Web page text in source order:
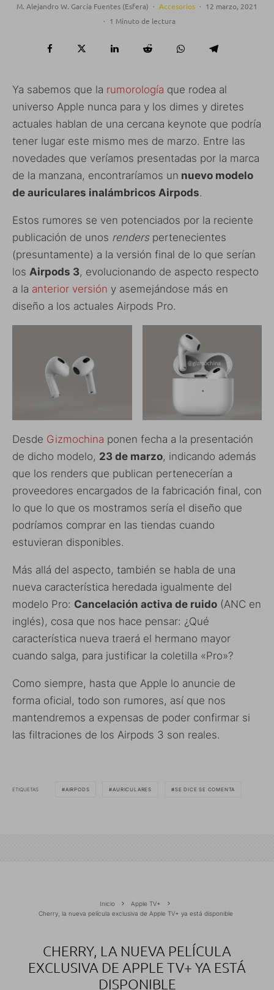
M. Alejandro W. García Fuentes (Esfera) · Accesorios · 12 marzo, 2021
· 1 Minuto de lectura
Ya sabemos que la rumorología que rodea al
universo Apple nunca para y los dimes y diretes
actuales hablan de una cercana keynote que podría
tener lugar este mismo mes de marzo. Entre las
novedades que veríamos presentadas por la marca
de la manzana, encontraríamos un nuevo modelo
de auriculares inalámbricos Airpods.
Estos rumores se ven potenciados por la reciente
publicación de unos renderspertenecientes
(presuntamente) a la versión final de lo que serían
los Airpods 3, evolucionando de aspecto respecto
a la anterior versión y asemejándose más en
diseño a los actuales Airpods Pro.
Desde Gizmochina ponen fecha a la presentación
de dicho modelo, 23 de marzo, indicando además
que los renders que publican pertenecerían a
proveedores encargados de la fabricación final, con
lo que lo que os mostramos sería el diseño que
podríamos comprar en las tiendas cuando
estuvieran disponibles.
Más allá del aspecto, también se habla de una
nueva característica heredada igualmente del
modelo Pro: Cancelación activa de ruido (ANC en
inglés), cosa que nos hace pensar: ¿Qué
característica nueva traerá el hermano mayor
cuando salga, para justificar la coletilla «Pro»?
Como siempre, hasta que Apple lo anuncie de
forma oficial, todo son rumores, así que nos
mantendremos a expensas de poder confirmar si
las filtraciones de los Airpods 3 son reales.
ETIQUETAS AIRPODS AURICULARES SE DICE SE COMENTA
Inicio
Apple TV+
Cherry, la nueva película exclusiva de Apple TV+ ya está disponible
CHERRY, LA NUEVA PELÍCULA
EXCLUSIVA DE APPLE TV+ YA ESTÁ
DISPONIBLE